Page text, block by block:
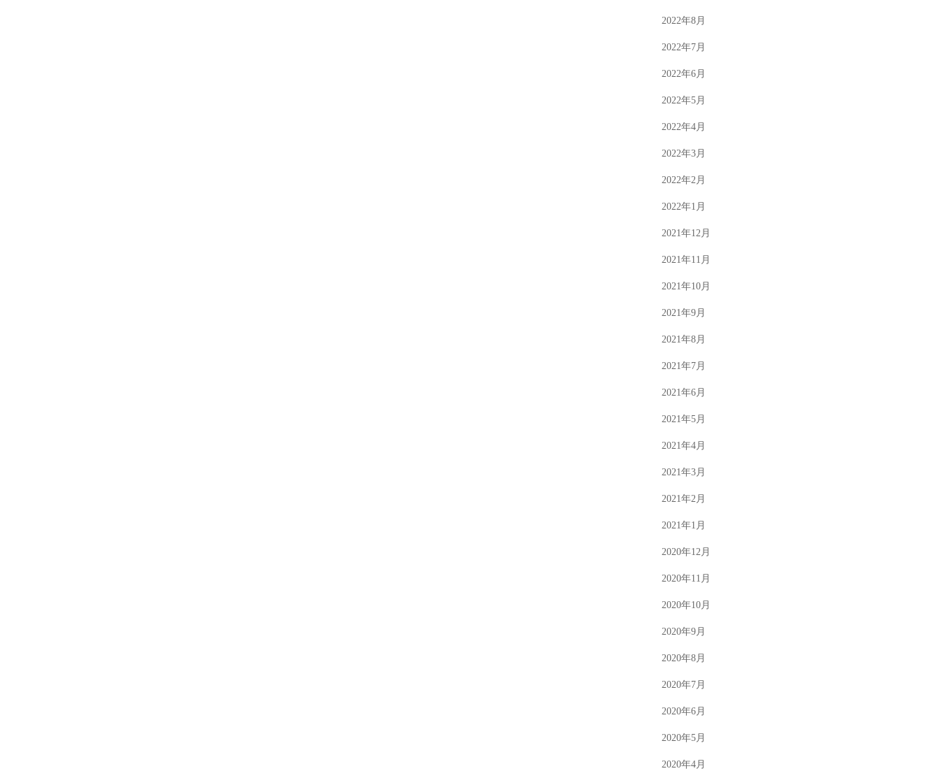
2022年8月
2022年7月
2022年6月
2022年5月
2022年4月
2022年3月
2022年2月
2022年1月
2021年12月
2021年11月
2021年10月
2021年9月
2021年8月
2021年7月
2021年6月
2021年5月
2021年4月
2021年3月
2021年2月
2021年1月
2020年12月
2020年11月
2020年10月
2020年9月
2020年8月
2020年7月
2020年6月
2020年5月
2020年4月